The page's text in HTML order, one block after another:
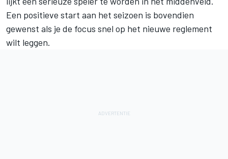
Een positieve start aan het seizoen is bovendien
gewenst als je de focus snel op het nieuwe reglement
wilt leggen.